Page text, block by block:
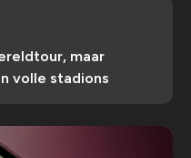
maar
volle stadions